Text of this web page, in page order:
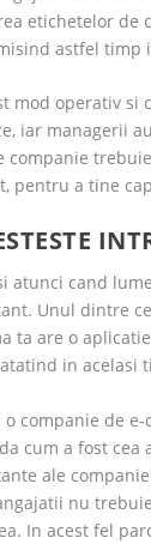
etichetelor de
astfel timp
mod operativ si
iar managerii
companie
pentru a tine
atunci cand
Unul dintre
ta are o
in acelasi
o companie de
cum a fost
ale
nu
In acest fel